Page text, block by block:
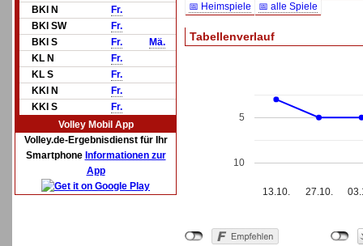
BKl N
Fr.
BKl SW
Fr.
BKl S
Fr.
Mä.
KL N
Fr.
KL S
Fr.
KKl N
Fr.
KKl S
Fr.
Volley Mobil App
Volley.de-Ergebnisdienst für Ihr
Smartphone Informationen zur
App
📅 Heimspiele
📅 alle Spiele
Tabellenverlauf
13.10. 27.10.
5
10